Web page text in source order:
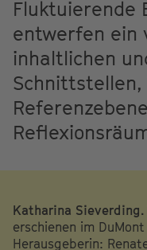
Fluktuierende
entwerfen ein
inhaltlichen
Schnittstellen,
Katharina
erschienen im
Herausgeberin: